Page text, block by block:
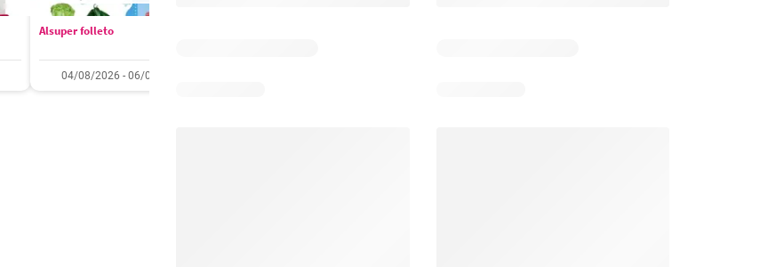
Alsuper folleto
04/08/2026 - 06/08/2026